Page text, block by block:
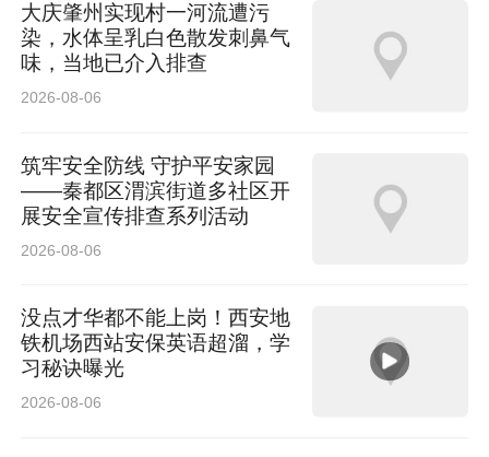
大庆肇州实现村一河流遭污
染，水体呈乳白色散发刺鼻气
味，当地已介入排查
2026-08-06
筑牢安全防线 守护平安家园
——秦都区渭滨街道多社区开
展安全宣传排查系列活动
2026-08-06
没点才华都不能上岗！西安地
铁机场西站安保英语超溜，学
习秘诀曝光
2026-08-06